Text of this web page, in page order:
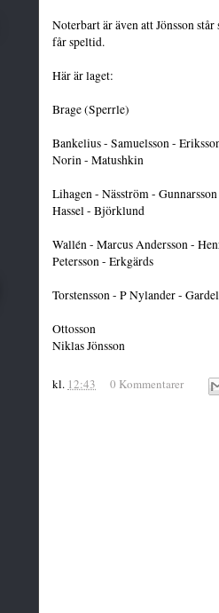
Noterbart är även att Jönsson
får speltid.
Här är laget:
Brage (Sperrle)
Bankelius - Samuelsson -
Norin - Matushkin
Lihagen - Näsström - Gunnarsson
Hassel - Björklund
Wallén - Marcus Andersson -
Petersson - Erkgärds
Torstensson - P Nylander -
Ottosson
Niklas Jönsson
kl. 12:43 0 Kommentarer